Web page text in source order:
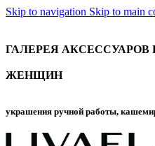
Skip to navigation Skip to main
ГАЛЕРЕЯ АКСЕССУАРОВ
ЖЕНЩИН
украшения ручной работы,